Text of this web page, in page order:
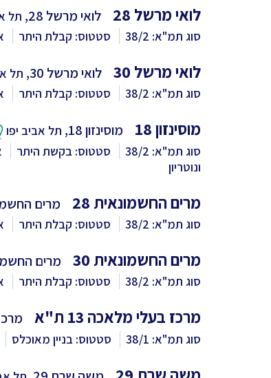
לואי מרשל 28 לואי מרשל 28,
תל
סוג תמ"א: 38/2
סטטוס: קבלת היתר
לואי מרשל 30 לואי מרשל 30,
תל
סוג תמ"א: 38/2
סטטוס: קבלת היתר
מוסינזון 18 מוסינזון 18,
תל אביב יפו
סוג תמ"א: 38/2
סטטוס: בקשת היתר
ונוטריון
מרים החשמונאית 28 מרים
סוג תמ"א: 38/2
סטטוס: קבלת היתר
מרים החשמונאית 30 מרים
סוג תמ"א: 38/2
סטטוס: קבלת היתר
מרכז בעלי מלאכה 13 ת"א
סוג תמ"א: 38/1
סטטוס: בניין מאוכלס